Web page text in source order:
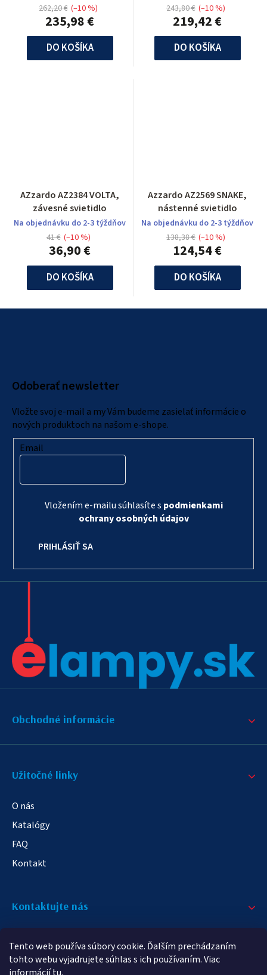
Tento web používa súbory cookie. Ďalším prechádzaním
tohto webu vyjadrujete súhlas s ich používaním. Viac
235,98 €
262,20 € (–10 %)
DO KOŠÍKA
219,42 €
243,80 € (–10 %)
DO KOŠÍKA
AZzardo AZ2384 VOLTA,
závesné svietidlo
Na objednávku do 2-3 týždňov
36,90 €
41 € (–10 %)
DO KOŠÍKA
Azzardo AZ2569 SNAKE,
nástenné svietidlo
Na objednávku do 2-3 týždňov
124,54 €
138,38 € (–10 %)
DO KOŠÍKA
Odoberať newsletter
Vložte svoj e-mail a my Vám budeme zasielať informácie o
nových produktoch na našom e-shope.
Email
Vložením e-mailu súhlasíte s podmienkami
ochrany osobných údajov
PRIHLÁSIŤ SA
Obchodné informácie
Užitočné linky
O nás
Katalógy
FAQ
Kontakt
Kontaktujte nás
info@elampa.sk